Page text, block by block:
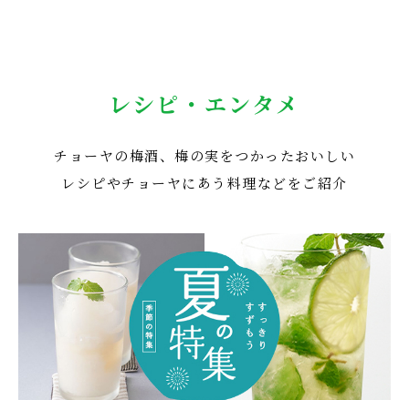
レシピ・エンタメ
チョーヤの梅酒、梅の実をつかったおいしい
レシピやチョーヤにあう料理などをご紹介